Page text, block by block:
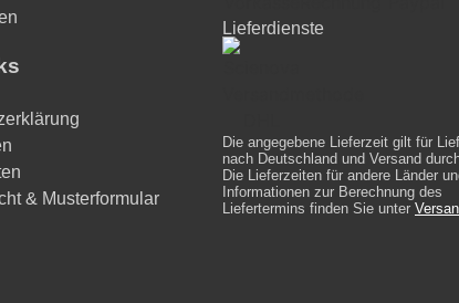
& Musterformular
Lieferdienste
Die angegebene Lieferzeit gilt für
nach Deutschland und Versand
Die Lieferzeiten für andere Länder
Informationen zur Berechnung des
Liefertermins finden Sie unter